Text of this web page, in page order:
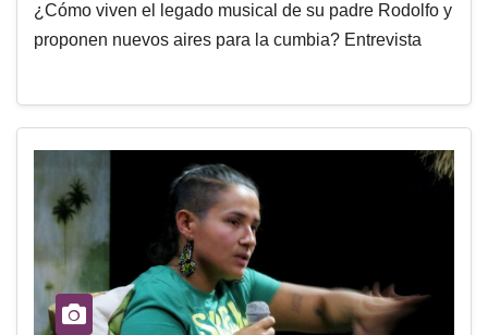
¿Cómo viven el legado musical de su padre Rodolfo y
proponen nuevos aires para la cumbia? Entrevista